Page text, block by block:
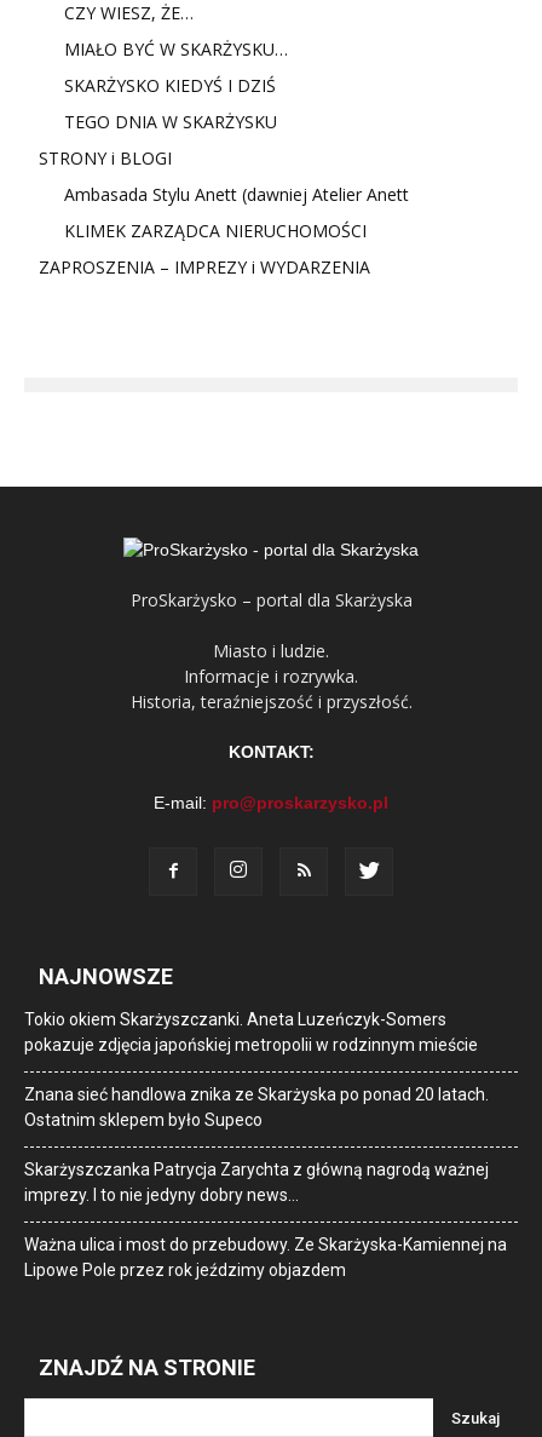
CZY WIESZ, ŻE…
MIAŁO BYĆ W SKARŻYSKU…
SKARŻYSKO KIEDYŚ I DZIŚ
TEGO DNIA W SKARŻYSKU
STRONY i BLOGI
Ambasada Stylu Anett (dawniej Atelier Anett
KLIMEK ZARZĄDCA NIERUCHOMOŚCI
ZAPROSZENIA – IMPREZY i WYDARZENIA
ProSkarżysko – portal dla Skarżyska
Miasto i ludzie.
Informacje i rozrywka.
Historia, teraźniejszość i przyszłość.
KONTAKT:
E-mail: pro@proskarzysko.pl
NAJNOWSZE
Tokio okiem Skarżyszczanki. Aneta Luzeńczyk-Somers
pokazuje zdjęcia japońskiej metropolii w rodzinnym mieście
Znana sieć handlowa znika ze Skarżyska po ponad 20 latach.
Ostatnim sklepem było Supeco
Skarżyszczanka Patrycja Zarychta z główną nagrodą ważnej
imprezy. I to nie jedyny dobry news…
Ważna ulica i most do przebudowy. Ze Skarżyska-Kamiennej na
Lipowe Pole przez rok jeździmy objazdem
ZNAJDŹ NA STRONIE